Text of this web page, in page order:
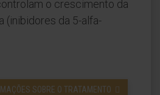
o crescimento da
(inibidores da 5-alfa-
SOBRE O TRATAMENTO